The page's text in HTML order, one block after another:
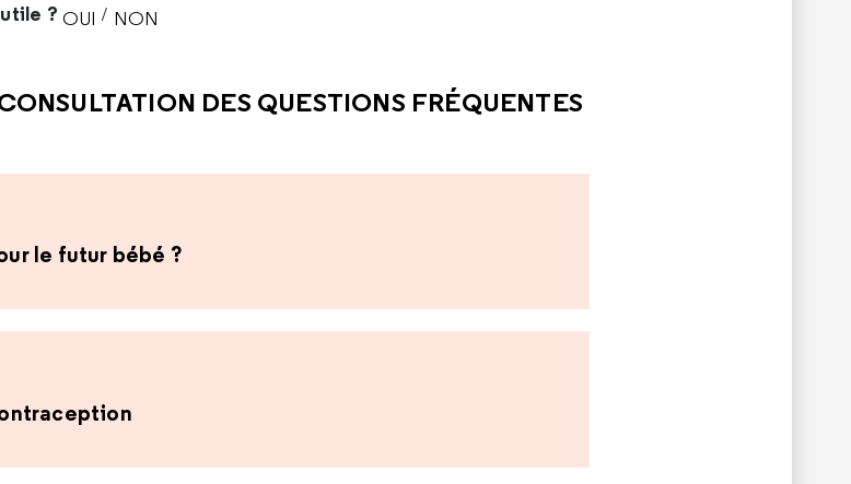
? OUI / NON
DES QUESTIONS FRÉQUENTES
le futur bébé ?